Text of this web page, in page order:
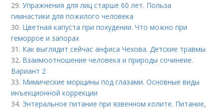
29.Упражнения для лиц старше 60 лет. Польза
гимнастики для пожилого человека
30. Цветная капуста при похудении. Что можно при
геморрое и запорах
31. Как выглядит сейчас анфиса Чехова. Детские травмы
32. Взаимоотношение человека и природы сочинеие.
Вариант 2
33. Мимические морщины под глазами. Основные виды
инъекционной коррекции
34. Энтеральное питание при язвенном колите. Питание,